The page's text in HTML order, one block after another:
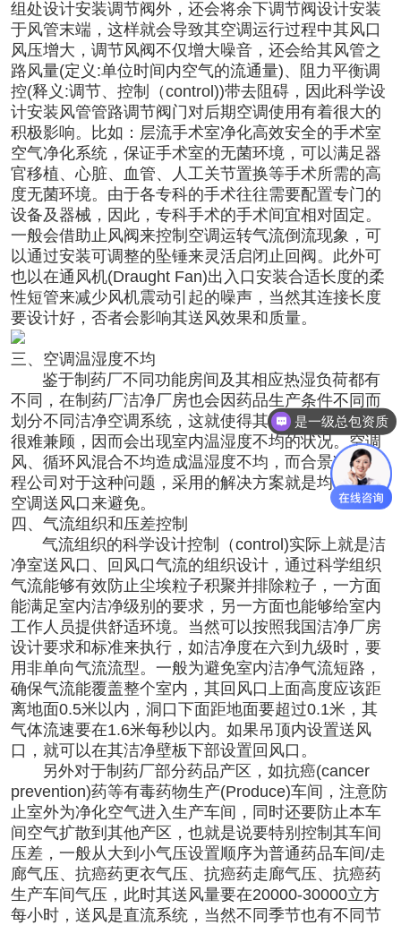
组处设计安装调节阀外，还会将余下调节阀设计安装
于风管末端，这样就会导致其空调运行过程中其风口
风压增大，调节风阀不仅增大噪音，还会给其风管之
路风量(定义:单位时间内空气的流通量)、阻力平衡调
控(释义:调节、控制（control))带去阻碍，因此科学设
计安装风管管路调节阀门对后期空调使用有着很大的
积极影响。比如：层流手术室净化高效安全的手术室
空气净化系统，保证手术室的无菌环境，可以满足器
官移植、心脏、血管、人工关节置换等手术所需的高
度无菌环境。由于各专科的手术往往需要配置专门的
设备及器械，因此，专科手术的手术间宜相对固定。
一般会借助止风阀来控制空调运转气流倒流现象，可
以通过安装可调整的坠锤来灵活启闭止回阀。此外可
也以在通风机(Draught Fan)出入口安装合适长度的柔
性短管来减少风机震动引起的噪声，当然其连接长度
要设计好，否者会影响其送风效果和质量。
三、空调温湿度不均
鉴于制药厂不同功能房间及其相应热湿负荷都有
不同，在制药厂洁净厂房也会因药品生产条件不同而
划分不同洁净空调系统，这就使得其洁净空调设计时
很难兼顾，因而会出现室内温湿度不均的状况。空调
风、循环风混合不均造成温湿度不均，而合景净化工
程公司对于这种问题，采用的解决方案就是均匀布置
空调送风口来避免。
四、气流组织和压差控制
气流组织的科学设计控制（control)实际上就是洁
净室送风口、回风口气流的组织设计，通过科学组织
气流能够有效防止尘埃粒子积聚并排除粒子，一方面
能满足室内洁净级别的要求，另一方面也能够给室内
工作人员提供舒适环境。当然可以按照我国洁净厂房
设计要求和标准来执行，如洁净度在六到九级时，要
用非单向气流流型。一般为避免室内洁净气流短路，
确保气流能覆盖整个室内，其回风口上面高度应该距
离地面0.5米以内，洞口下面距地面要超过0.1米，其
气体流速要在1.6米每秒以内。如果吊顶内设置送风
口，就可以在其洁净壁板下部设置回风口。
另外对于制药厂部分药品产区，如抗癌(cancer
prevention)药等有毒药物生产(Produce)车间，注意防
止室外为净化空气进入生产车间，同时还要防止本车
间空气扩散到其他产区，也就是说要特别控制其车间
压差，一般从大到小气压设置顺序为普通药品车间/走
廊气压、抗癌药更衣气压、抗癌药走廊气压、抗癌药
生产车间气压，此时其送风量要在20000-30000立方
每小时，送风是直流系统，当然不同季节也有不同节
是一级总包资质